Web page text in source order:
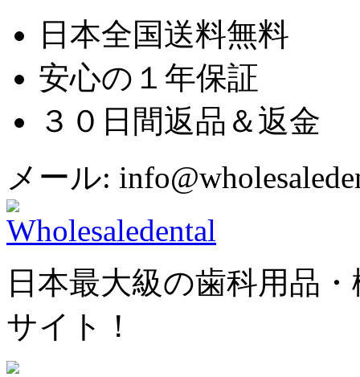
日本全国送料無料
安心の１年保証
３０日間返品＆返金
メール:
日本最大級の歯科用品
サイト！